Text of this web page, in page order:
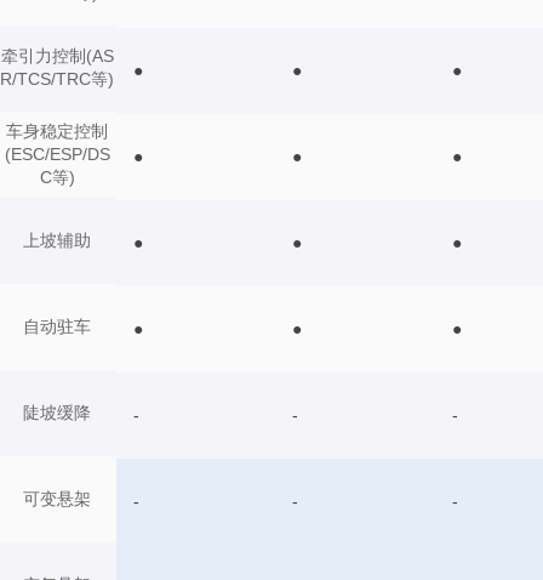
牵引力控制(AS
R/TCS/TRC等)
车身稳定控制
(ESC/ESP/DS
C等)
上坡辅助
自动驻车
陡坡缓降
可变悬架
● ● ●
● ● ●
● ● ●
● ● ●
- - -
- - -